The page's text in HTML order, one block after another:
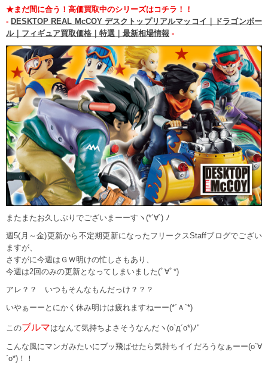
★まだ間に合う！高価買取中のシリーズはコチラ！！
- DESKTOP REAL McCOY デスクトップリアルマッコイ｜ドラゴンボー
ル｜フィギュア買取価格｜特選｜最新相場情報 -
またまたお久しぶりでございまーーすヽ(*´∀`) ﾉ
週5(月～金)更新から不定期更新になったフリークスStaffブログでござい
ますが、
さすがに今週はＧＷ明けの忙しさもあり、
今週は2回のみの更新となってしまいました(ﾟ∀ﾟ*)
アレ？？ いつもそんなもんだっけ？？？
いやぁーーとにかく休み明けは疲れますねーー(*´Ａ`*)
このブルマはなんて気持ちよさそうなんだヽ(o`д´o*)ﾉ"
こんな風にマンガみたいにブッ飛ばせたら気持ちイイだろうなぁーー(o`∀
´o*)！！